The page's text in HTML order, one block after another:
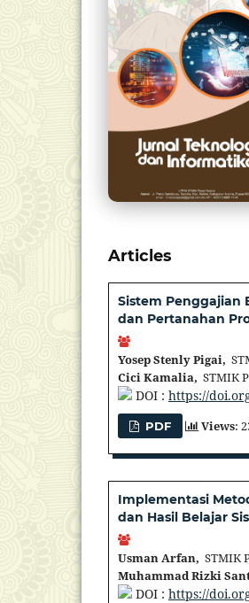
Articles
Sistem Penggajian
dan Pertanahan
Yosep Stenly Pigai,
Cici Kamalia, STMIK
DOI : https://
PDF Views:
Implementasi
dan Hasil Belajar
Usman Arfan, STMIK
Muhammad Rizki
DOI : https://